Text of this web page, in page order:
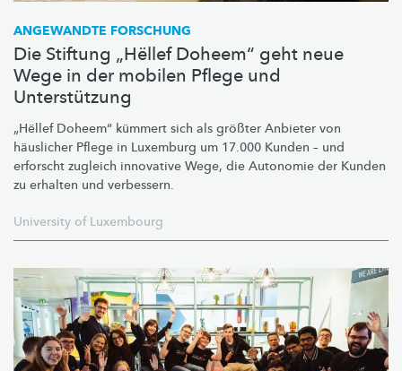
ANGEWANDTE FORSCHUNG
Die Stiftung „Hëllef Doheem“ geht neue
Wege in der mobilen Pflege und
Unterstützung
„Hëllef Doheem“ kümmert sich als größter Anbieter von
häuslicher Pflege in Luxemburg um 17.000 Kunden – und
erforscht zugleich innovative Wege, die Autonomie der Kunden
zu erhalten und verbessern.
University of Luxembourg